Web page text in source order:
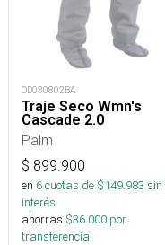
OD030802BA
Traje Seco Wmn's
Cascade 2.0
Palm
$ 899.900
en 6cuotas de $149.983 sin
interés
ahorras $36.000 por
transferencia.